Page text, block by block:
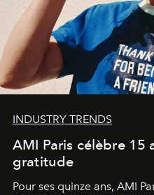
INDUSTRY TRENDS
AMI Paris célèbre 15
gratitude
Pour ses quinze ans, AMI